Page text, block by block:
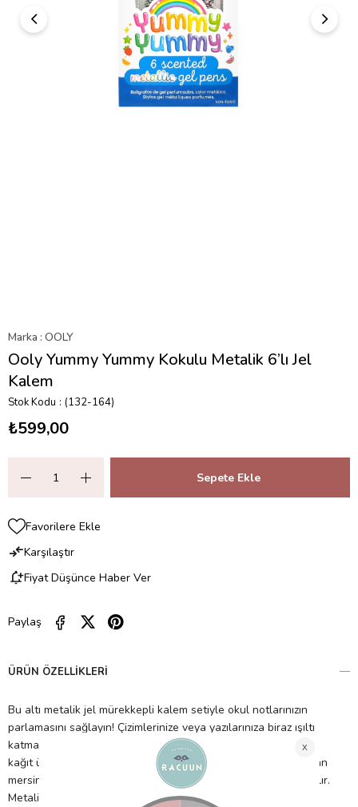
Marka : OOLY
Ooly Yummy Yummy Kokulu Metalik 6’lı Jel
Kalem
Stok Kodu (132-164)
₺599,00
Favorilere Ekle
Karşılaştır
Fiyat Düşünce Haber Ver
Paylaş
ÜRÜN ÖZELLIKLERI
Bu altı metalik jel mürekkepli kalem setiyle okul notlarınızın
parlamasını sağlayın! Çizimlerinize veya yazılarınıza biraz ışıltı
katmak için mükemmel olan bu jel mürekkepli kalemler, siyah
kağıt üzerinde bile görünür! Ayrıca yazarken etrafa çilek, yaban
mersini, muz, elma, üzüm veya portakalın lezzetli kokuları yayılır.
Metalik mürekkep renklerine sahip, kokulu jel kalemler.6’lı